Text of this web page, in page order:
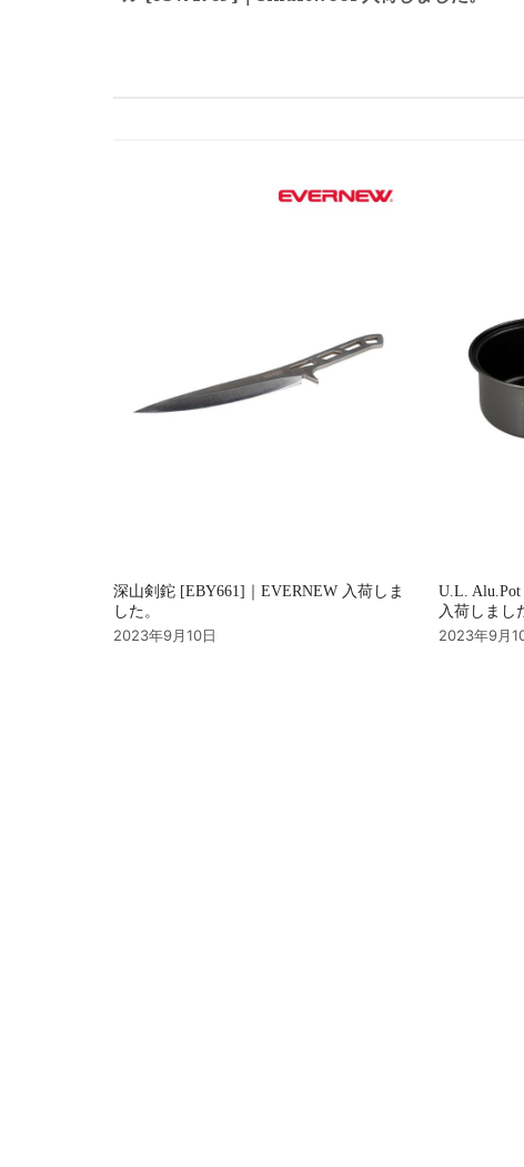
深山剣鉈 [EBY661]｜EVERNEW 入荷しま
した。
2023年9月10日
U.L. Alu.Pot
入荷しまし
2023年9月